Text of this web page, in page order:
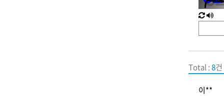
새
로
침
한
글
성
Total :8
이**